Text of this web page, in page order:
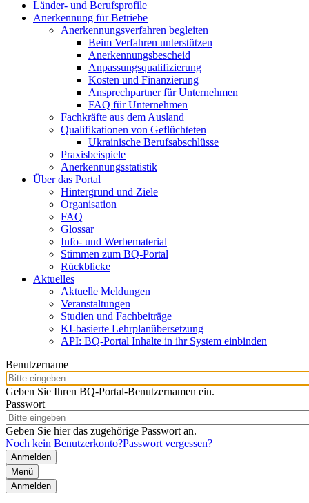
Länder- und Berufsprofile
Anerkennung für Betriebe
Anerkennungsverfahren begleiten
Beim Verfahren unterstützen
Anerkennungsbescheid
Anpassungsqualifizierung
Kosten und Finanzierung
Ansprechpartner für Unternehmen
FAQ für Unternehmen
Fachkräfte aus dem Ausland
Qualifikationen von Geflüchteten
Ukrainische Berufsabschlüsse
Praxisbeispiele
Anerkennungsstatistik
Über das Portal
Hintergrund und Ziele
Organisation
FAQ
Glossar
Info- und Werbematerial
Stimmen zum BQ-Portal
Rückblicke
Aktuelles
Aktuelle Meldungen
Veranstaltungen
Studien und Fachbeiträge
KI-basierte Lehrplanübersetzung
API: BQ-Portal Inhalte in ihr System einbinden
Benutzername
Geben Sie Ihren BQ-Portal-Benutzernamen ein.
Passwort
Geben Sie hier das zugehörige Passwort an.
Noch kein Benutzerkonto?Passwort vergessen?
Menü
Anmelden